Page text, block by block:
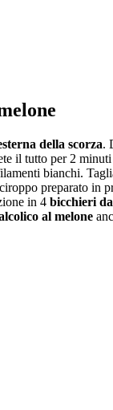
della scorza.
il tutto per 2
bianchi.
preparato in
in 4 bicchieri
al melone